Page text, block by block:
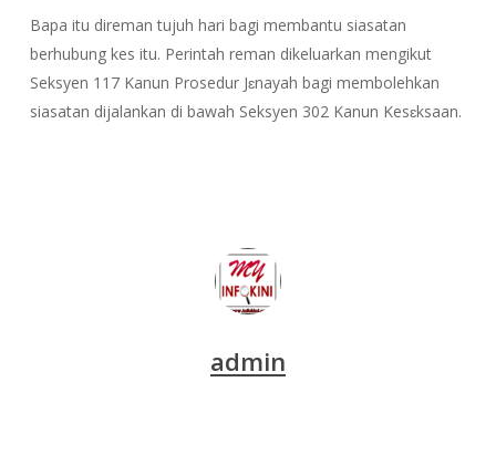
Bapa itu direman tujuh hari bagi membantu siasatan
berhubung kes itu. Perintah reman dikeluarkan mengikut
Seksyen 117 Kanun Prosedur Jɛnayah bagi membolehkan
siasatan dijalankan di bawah Seksyen 302 Kanun Kesɛksaan.
admin